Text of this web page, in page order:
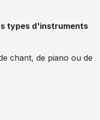
types d'instruments
chant, de piano ou de